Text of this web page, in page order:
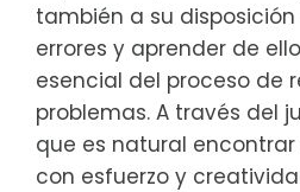
también a su
errores y aprender de
esencial del proceso de
problemas. A través del
que es natural
con esfuerzo y